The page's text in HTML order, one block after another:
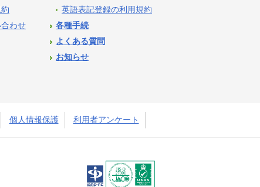
わせ
英語表記登録の利用規約
各種手続
よくある質問
お知らせ
個人情報保護 利用者アンケート